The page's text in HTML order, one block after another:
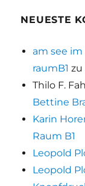
NEUESTE
am see
raumB1 zu
Thilo F.
Bettine
Karin
Raum B1
Leopold
Leopold